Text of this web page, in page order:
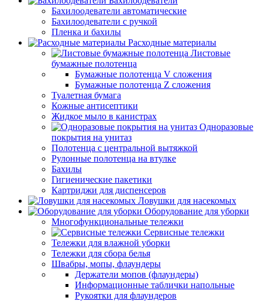
Бахилоодеватели автоматические
Бахилоодеватели с ручкой
Пленка и бахилы
Расходные материалы
Листовые
бумажные полотенца
Бумажные полотенца V сложения
Бумажные полотенца Z сложения
Туалетная бумага
Кожные антисептики
Жидкое мыло в канистрах
Одноразовые
покрытия на унитаз
Полотенца с центральной вытяжкой
Рулонные полотенца на втулке
Бахилы
Гигиенические пакетики
Картриджи для диспенсеров
Ловушки для насекомых
Оборудование для уборки
Многофункциональные тележки
Сервисные тележки
Тележки для влажной уборки
Тележки для сбора белья
Швабры, мопы, флаундеры
Держатели мопов (флаундеры)
Информационные таблички напольные
Рукоятки для флаундеров